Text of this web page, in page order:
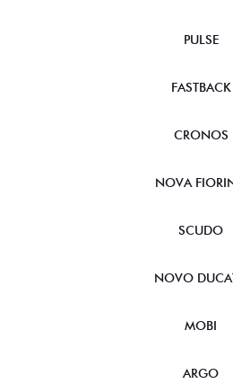
PULSE
FASTBACK
CRONOS
NOVA
SCUDO
NOVO
MOBI
ARGO